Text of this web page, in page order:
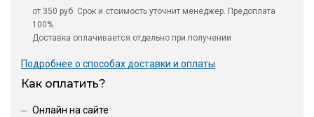
от 350 руб. Срок и стоимость уточнит менеджер. Предоплата
100%
Доставка оплачивается отдельно при получении
Подробнее о способах доставки и оплаты
Как оплатить?
Онлайн на сайте